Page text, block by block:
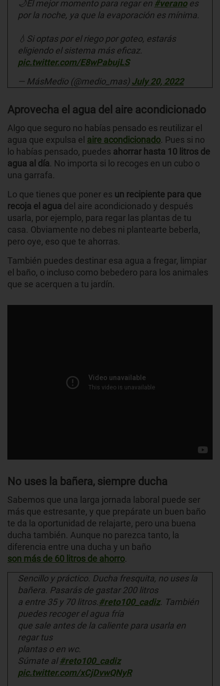
🌙El mejor momento para regar en #veranoes
por la noche, ya que la evaporación es mínima.
💧Si optas por el riego por goteo, estarás
eligiendo el sistema más eficaz.
pic.twitter.com/E8wPabujLS
— MásMedio (@medio_mas)July 20, 2022
Aprovecha el agua del aire acondicionado
Algo que seguro no habías pensado es reutilizar el
agua que expulsa el aire acondicionado. Pues si no
lo habías pensado, puedes ahorrar hasta 10 litros de
agua al día. No importa si lo recoges en un cubo o
una garrafa.
Lo que tienes que poner es un recipiente para que
recoja el agua del aire acondicionado y después
usarla, por ejemplo, para regar las plantas de tu
casa. Obviamente no debes ni plantearte beberla,
pero oye, eso que te ahorras.
También puedes destinar esa agua a fregar, limpiar
el baño, o incluso como bebedero para los animales
que se acerquen a tu jardín.
No uses la bañera, siempre ducha
Sabemos que una larga jornada laboral puede ser
más que estresante, y que prepárate un buen baño
te da la oportunidad de relajarte, pero una buena
ducha también. Aunque no parezca tanto, la
diferencia entre una ducha y un baño
son más de 60 litros de ahorro.
Sencillo y práctico. Ducha fresquita, no uses la
bañera. Pasarás de gastar 200 litros
a entre 35 y 70 litros.#reto100_cadiz. También
puedes recoger el agua fría
que sale antes de la caliente para usarla en
regar tus
plantas o en wc.
Súmate al#reto100_cadiz
pic.twitter.com/xCjDvwQNyR